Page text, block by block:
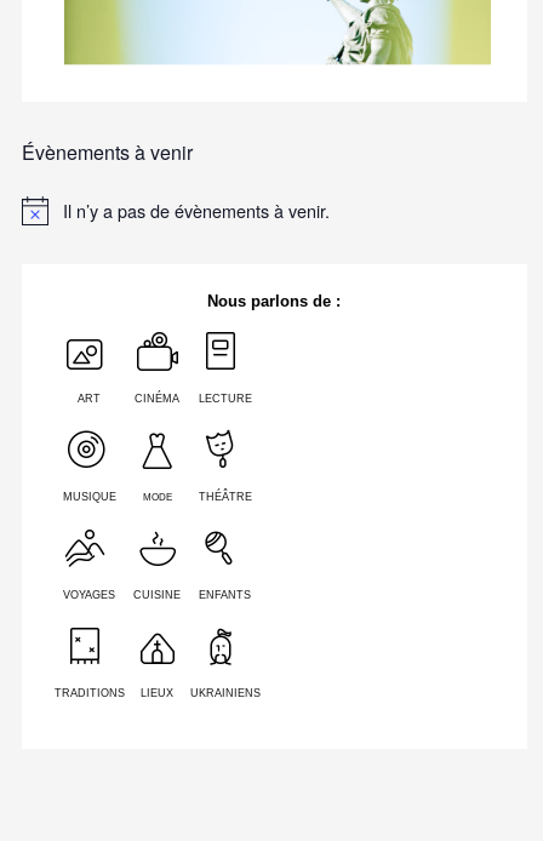
Évènements à venir
Il n’y a pas de évènements à venir.
Nous parlons de :
ART CINÉMA LECTURE
MUSIQUE MODE THÉÂTRE
VOYAGES CUISINE ENFANTS
TRADITIONS LIEUX UKRAINIENS